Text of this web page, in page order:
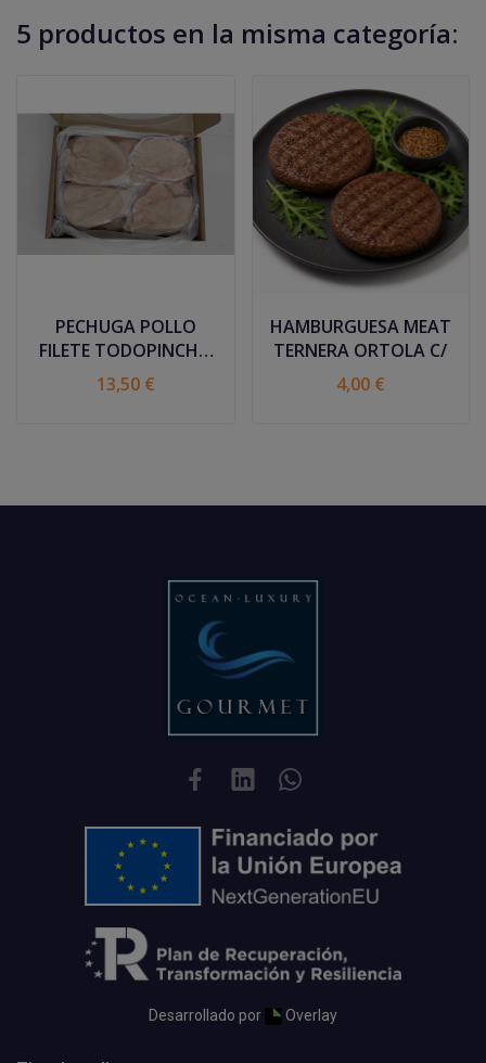
5 productos en la misma categoría:
PECHUGA POLLO
FILETE TODOPINCHO
C/3
13,50 €
HAMBURGUESA MEAT
TERNERA ORTOLA C/
4,00 €
Desarrollado por Overlay